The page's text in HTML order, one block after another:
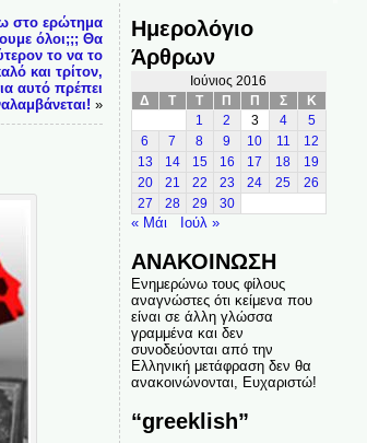
στο ερώτημα
όλοι;;; Θα
το να το
και τρίτον,
αυτό πρέπει
»
Ημερολόγιο
Άρθρων
Ιούνιος 2016
Δ
Τ Τ Π Π Σ
Κ
1
2 3 4
5
6
7 8 9 10 11
12
13
14 15 16 17 18
19
20
21 22 23 24 25
26
27
28 29 30
« Μάι Ιούλ »
ΑΝΑΚΟΙΝΩΣΗ
Ενημερώνω τους φίλους
αναγνώστες ότι κείμενα που
είναι σε άλλη γλώσσα
γραμμένα και δεν
συνοδεύονται από την
Ελληνική μετάφραση δεν θα
ανακοινώνονται, Ευχαριστώ!
“greeklish”